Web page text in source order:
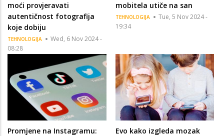
moći provjeravati
autentičnost fotografija
koje dobiju
TEHNOLOGIJA
Wed, 6 Nov 2024 -
08:28
mobitela utiče na san
TEHNOLOGIJA
Tue, 5 Nov 2024 -
19:34
Promjene na Instagramu:
Evo kako izgleda mozak